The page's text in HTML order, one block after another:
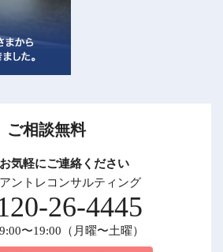
ご相談無料
気軽にご連絡ください
ントレコンサルティング
26-4445
〜19:00（月曜〜土曜）